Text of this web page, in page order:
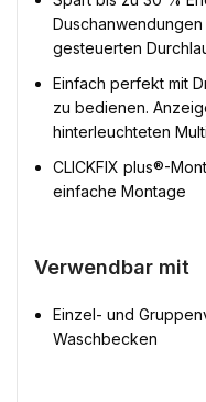
gesteuerten
Einfach perfekt mit
zu bedienen.
hinterleuchteten
CLICKFIX plus®-
einfache Montage
Verwendbar mit
Einzel- und
Waschbecken